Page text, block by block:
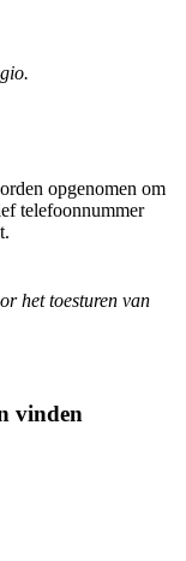
opgenomen om
telefoonnummer
het toesturen van
vinden